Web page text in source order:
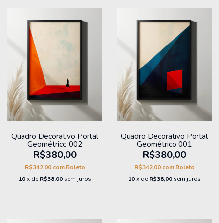
Quadro Decorativo Portal
Geométrico 002
R$380,00
R$342,00 com Boleto
10 x de R$38,00 sem juros
Quadro Decorativo Portal
Geométrico 001
R$380,00
R$342,00 com Boleto
10 x de R$38,00 sem juros